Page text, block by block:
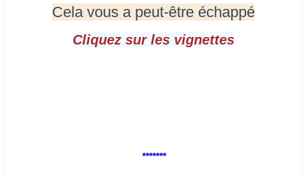
Cela vous a peut-être échappé
Cliquez sur les vignettes
*******